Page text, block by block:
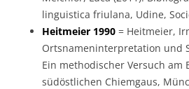
linguistica friulana, Udine,
Heitmeier 1990 = Heitmeier,
Ortsnameninterpretation und
Ein methodischer Versuch am
südöstlichen Chiemgaus,